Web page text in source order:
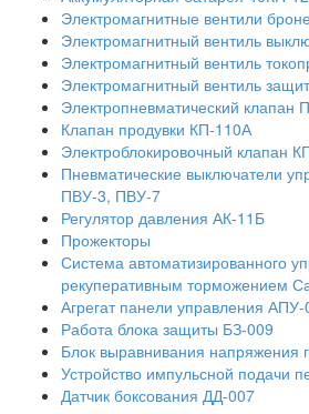
Электромагнитные вентили
Электромагнитный вентиль
Электромагнитный вентиль
Электромагнитный вентиль
Электропневматический клапан
Клапан продувки КП-110А
Электроблокировочный клапан
Пневматические выключатели
ПВУ-3, ПВУ-7
Регулятор давления АК-11Б
Прожекторы
Система автоматизированного
рекуперативным торможением
Агрегат панели управления АПУ-
Работа блока защиты БЗ-009
Блок выравнивания напряжения
Устройство импульсной подачи
Датчик боксования ДД-007